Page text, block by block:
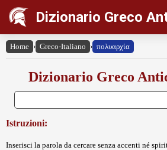
Dizionario Greco
Home › Greco-Italiano › πολυαρχία
Dizionario Greco
Istruzioni:
Inserisci la parola da cercare senza accenti né